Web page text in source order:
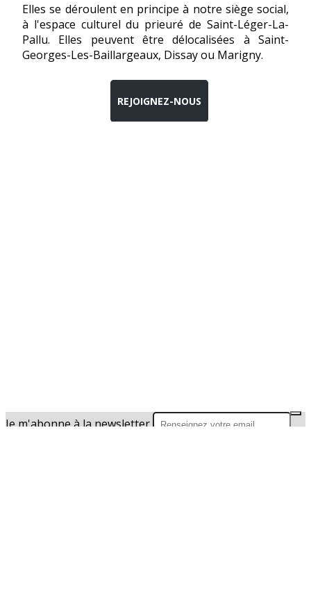
Elles se déroulent en principe à notre siège social,
à l'espace culturel du prieuré de Saint-Léger-La-
Pallu. Elles peuvent être délocalisées à Saint-
Georges-Les-Baillargeaux, Dissay ou Marigny.
REJOIGNEZ-NOUS
Je m'abonne à la newsletter